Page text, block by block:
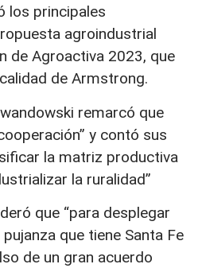
los principales
agroindustrial
de Agroactiva 2023, que
de Armstrong.
remarcó que
y contó sus
la matriz productiva
la ruralidad”
que “para desplegar
que tiene Santa Fe
de un gran acuerdo